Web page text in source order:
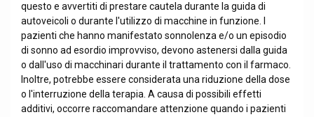
questo e avvertiti di prestare cautela durante la guida di
autoveicoli o durante l'utilizzo di macchine in funzione. I
pazienti che hanno manifestato sonnolenza e/o un episodio
di sonno ad esordio improvviso, devono astenersi dalla guida
o dall'uso di macchinari durante il trattamento con il farmaco.
Inoltre, potrebbe essere considerata una riduzione della dose
o l'interruzione della terapia. A causa di possibili effetti
additivi, occorre raccomandare attenzione quando i pazienti